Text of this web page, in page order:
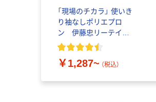
「現場のチカラ」 使いき
り袖なしポリエプロ
ン 伊藤忠リーテイル
リンク
￥1,287~ （税込）